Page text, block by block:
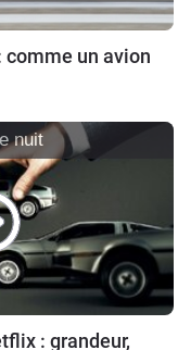
comme un avion
nuit
: grandeur,